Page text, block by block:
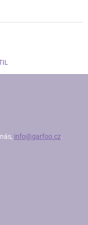
info@garfoo.cz.